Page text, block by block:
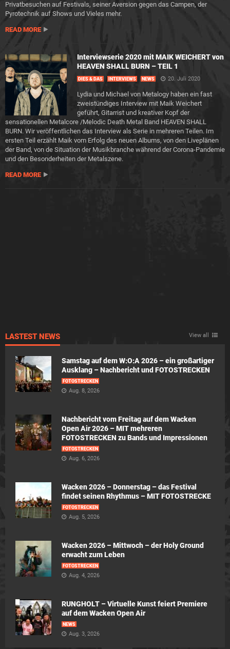
Privatbesuchen auf Festivals, seiner Aversion gegen das Campen, der
Pyrotechnik auf Shows und Vieles mehr.
READ MORE
Interviewserie 2020 mit MAIK WEICHERT von
HEAVEN SHALL BURN – TEIL 1
DIES & DAS INTERVIEWS NEWS 20. Juli 2020
Lydia und Michael von Metalogy haben ein fast
zweistündiges Interview mit Maik Weichert
geführt, Gitarrist und kreativer Kopf der
sensationellen Metalcore /Melodic Death Metal Band HEAVEN SHALL
BURN. Wir veröffentlichen das Interview als Serie in mehreren Teilen. Im
ersten Teil erzählt Maik vom Erfolg des neuen Albums, von den Liveplänen
der Band, von de Situation der Musikbranche während der Corona-Pandemie
und den Besonderheiten der Metalszene.
READ MORE
LASTEST NEWS View all
Samstag auf dem W:O:A 2026 – ein großartiger
Ausklang – Nachbericht und FOTOSTRECKEN
FOTOSTRECKEN
Aug. 8, 2026
Nachbericht vom Freitag auf dem Wacken
Open Air 2026 – MIT mehreren
FOTOSTRECKEN zu Bands und Impressionen
FOTOSTRECKEN
Aug. 6, 2026
Wacken 2026 – Donnerstag – das Festival
findet seinen Rhythmus – MIT FOTOSTRECKE
FOTOSTRECKEN
Aug. 5, 2026
Wacken 2026 – Mittwoch – der Holy Ground
erwacht zum Leben
FOTOSTRECKEN
Aug. 4, 2026
RUNGHOLT – Virtuelle Kunst feiert Premiere
auf dem Wacken Open Air
NEWS
Aug. 3, 2026